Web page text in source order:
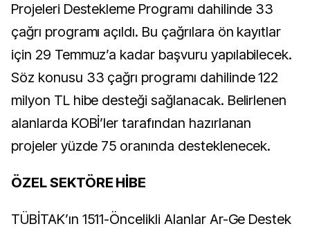
Projeleri Destekleme Programı dahilinde 33
çağrı programı açıldı. Bu çağrılara ön kayıtlar
için 29 Temmuz’a kadar başvuru yapılabilecek.
Söz konusu 33 çağrı programı dahilinde122
milyon TL hibe desteği sağlanacak. Belirlenen
alanlarda KOBİ’ler tarafından hazırlanan
projeler yüzde 75 oranında desteklenecek.
ÖZEL SEKTÖRE HİBE
TÜBİTAK’ın 1511-Öncelikli Alanlar Ar-Ge Destek